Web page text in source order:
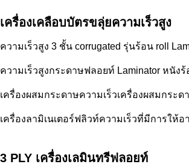
เครื่องเคลือบบัตรขลุ่ยความเร็วสูง
ความเร็วสูง 3 ชั้น corrugated รุ่นร้อน roll
ความเร็วสูงกระดาษฟลอยท์ Laminator หนัง
เครื่องผสมกระดาษความเร็วเครื่องผสมกระ
เครื่องลามิเนเตอร์ฟลิวท์ความเร็วที่มีการให้
3 PLY เครื่องเลมินทรีฟลอยท์